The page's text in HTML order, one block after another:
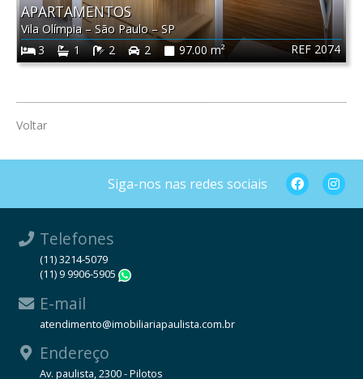
REF 2074
APARTAMENTOS
Vila Olímpia–São Paulo–SP
3
1 2 2 97.00 m²
Voltar
Siga-nos nas redes sociais
Telefones
(11) 3214-5079
(11) 9 9906-5905
E-mail
atendimento@imobiliariapaulista.com.br
Endereço
Av. paulista, 2300 - Pilotos